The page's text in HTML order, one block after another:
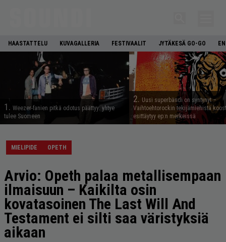
HAASTATTELU KUVAGALLERIA FESTIVAALIT JYTÄKESÄ GO-GO
1. Weezer-fanien pitkä odotus päättyy: yhtye
tulee Suomeen
2. Uusi superbändi on syntynyt –
Vaihtoehtorockin tekijämiehistä
esittäytyy ep:n merkeissä
MIELIPIDE OPETH
Arvio: Opeth palaa metallisempaan
ilmaisuun – Kaikilta osin
kovatasoinen The Last Will And
Testament ei silti saa väristyksiä
aikaan